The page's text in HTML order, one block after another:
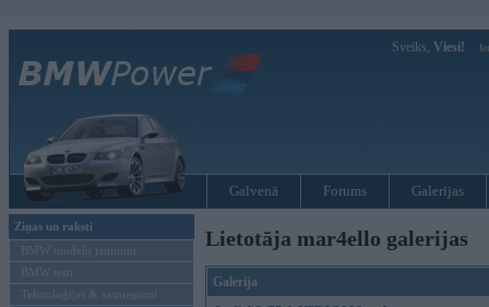
Sveiks, Viesi!
Galvenā Forums Galerijas
Ziņas un raksti
BMW modeļu jaunumi
BMW testi
Tehnoloģijas & sasniegumi
Lietotāja mar4ello galerijas
Galerija